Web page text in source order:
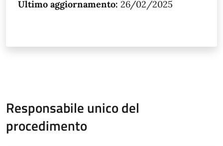
Ultimo aggiornamento: 26/02/2025
Responsabile unico del
procedimento